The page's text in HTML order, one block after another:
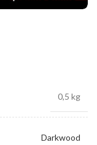
0,5 kg
Darkwood